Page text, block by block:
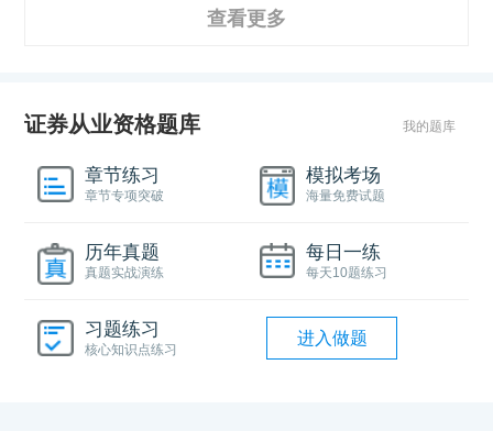
查看更多
证券从业资格题库 我的题库
章节练习
章节专项突破
模拟考场
海量免费试题
历年真题
真题实战演练
每日一练
每天10题练习
习题练习
核心知识点练习
进入做题